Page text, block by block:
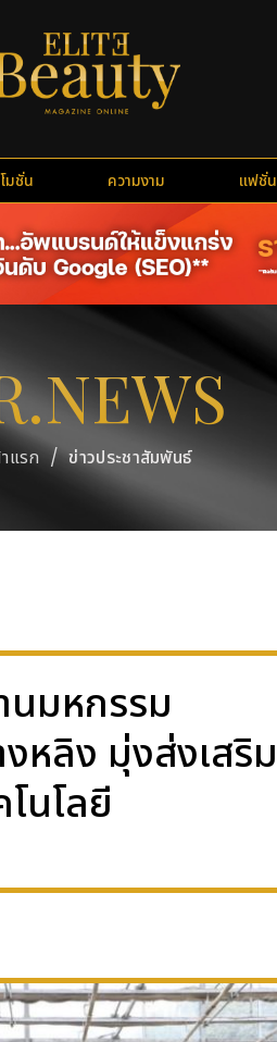
มชั่น ความงาม แฟชั่น
แรก / ข่าวประชาสัมพันธ์
นมหกรรม
งหลิง มุ่งส่งเสริม
นโลยี